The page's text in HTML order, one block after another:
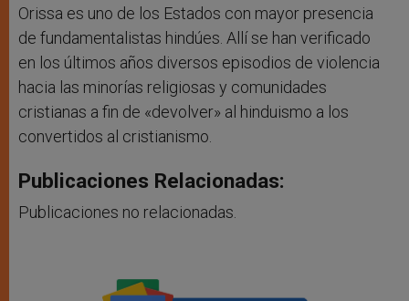
Orissa es uno de los Estados con mayor presencia
de fundamentalistas hindúes. Allí se han verificado
en los últimos años diversos episodios de violencia
hacia las minorías religiosas y comunidades
cristianas a fin de «devolver» al hinduismo a los
convertidos al cristianismo.
Publicaciones Relacionadas:
Publicaciones no relacionadas.